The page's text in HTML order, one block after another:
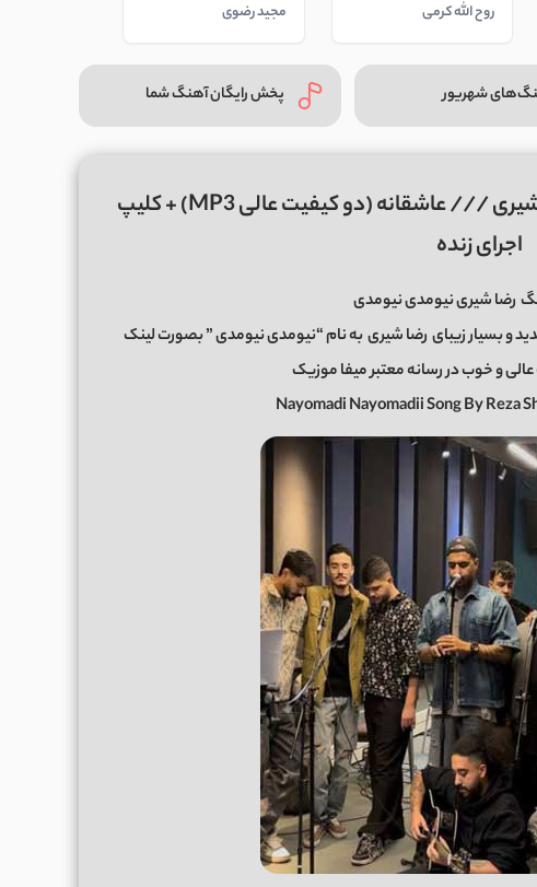
روح الله کرمی مجید رضوی
شهریور پخش رایگان آهنگ شما
دانلود آهنگ نیومدی نیومدی از رضا شیری /// عاشقانه (دو کیفیت عالی MP3) + کلیپ
اجرای زنده
رضا شیری نیومدی نیومدی
و بسیار زیبای رضا شیریبه نام “نیومدی نیومدی ” بصورت لینک
Nayomadi Nayomadii Song By Reza